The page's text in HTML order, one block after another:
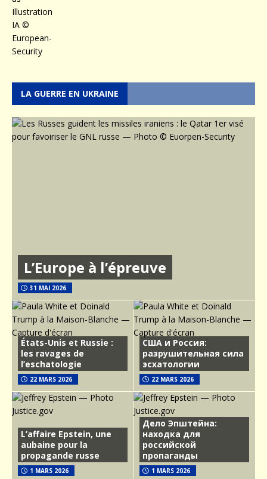
LA GUERRE EN UKRAINE
L’Europe à l’épreuve
31 MAI 2026
États-Unis et Russie :
les ravages de
l’eschatologie
22 MARS 2026
США и Россия:
разрушительная сила
эсхатологии
22 MARS 2026
L’affaire Epstein, une
aubaine pour la
propagande russe
1 MARS 2026
Дело Эпштейна:
находка для
российской
пропаганды
1 MARS 2026